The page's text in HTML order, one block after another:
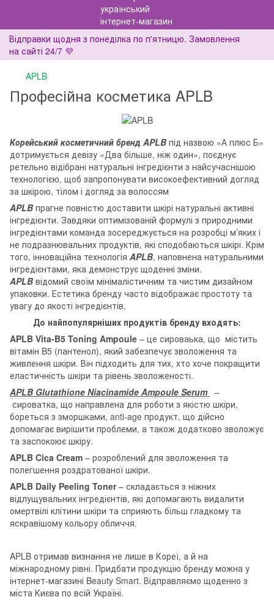
Відправки щодня з понеділка по п'ятницю. Замовлення
на сайті 24/7 💜
APLB
Професійна косметика APLB
Корейський косметичний бренд APLB під назвою «А плюс Б»
дотримується девізу «Два більше, ніж один», поєднує
ретельно відібрані натуральні інгредієнти з найсучаснішою
технологією, щоб запропонувати високоефективний догляд
за шкірою, тілом і догляд за волоссям
APLB прагне повністю доставити шкірі натуральні активні
інгредієнти. Завдяки оптимізованій формулі з природними
інгредієнтами команда зосереджується на розробці м’яких і
не подразнювальних продуктів, які сподобаються шкірі. Крім
того, інноваційна технологія APLB, наповнена натуральними
інгредієнтами, яка демонструє щоденні зміни.
APLB відомий своїм мінімалістичним та чистим дизайном
упаковки. Естетика бренду часто відображає простоту та
увагу до якості інгредієнтів.
До найпопулярніших продуктів бренду входять:
APLB Vita-B5 Toning Ampoule – це сироваька, що містить
вітамін B5 (пантенол), який забезпечує зволоження та
живлення шкіри. Він підходить для тих, хто хоче покращити
еластичність шкіри та рівень зволоженості.
APLB Glutathione Niacinamide Ampoule Serum –
сироватка, що направлена для роботи з якістю шкіри,
бореться з зморшками, anti-age продукт, що дійсно
допомагає вирішити проблеми, а також додатково зволожує
та заспокоює шкіру.
APLB Cica Cream – розроблений для зволоження та
полегшення роздратованої шкіри.
APLB Daily Peeling Toner– складається з ніжних
відлущувальних інгредієнтів, які допомагають видалити
омертвілі клітини шкіри та сприяють більш гладкому та
яскравішому кольору обличчя.
APLB отримав визнання не лише в Кореї, а й на
міжнародному рівні. Придбати продукцію бренду можна у
інтернет-магазині Beauty Smart. Відправляємо щоденно з
міста Києва по всій Україні.